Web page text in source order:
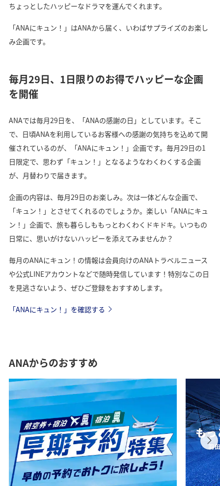
ちょっとしたハッピーなドラマを運んでくれます。
「ANAにキュン！」はANAから届く、いわばサプライズのお楽し
み企画です。
毎月29日、1日限りのお得でハッピーな企画
を開催
ANAでは毎月29日を、「ANAの感謝の日」としています。そこ
で、日頃ANAを利用しているお客様への感謝の気持ちを込めて開
催されているのが、「ANAにキュン！」企画です。毎月29日の1
日限定で、思わず「キュン！」となるようなわくわくする企画
が、月替わりで届きます。
企画の内容は、毎月29日のお楽しみ。次は一体どんな企画で、
「キュン！」とさせてくれるのでしょうか。楽しい「ANAにキュ
ン！」企画で、旅も暮らしももっとわくわくドキドキ。いつもの
日常に、思いがけないハッピーを添えてみませんか？
毎月のANAにキュン！の情報は会員向けのANAトラベルニュース
や公式LINEアカウントなどで随時発信しています！特別なこの日
を見逃さないよう、ぜひご登録をおすすめします。
「ANAにキュン！」を確認する
ANAからのおすすめ